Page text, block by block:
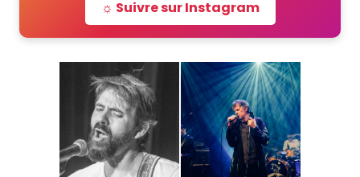
☼ Suivre sur Instagram